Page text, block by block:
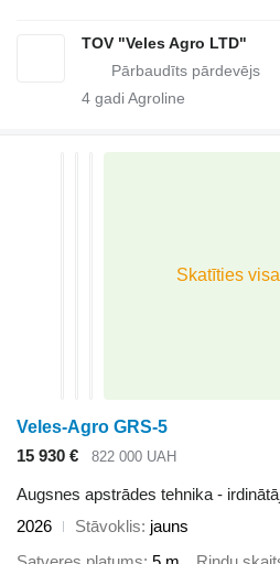
TOV "Veles Agro LTD"
4 gadi Agroline
Veles-Agro GRS-5
15 930 €
822 000 UAH
Augsnes apstrādes tehnika -
2026
Stāvoklis jauns